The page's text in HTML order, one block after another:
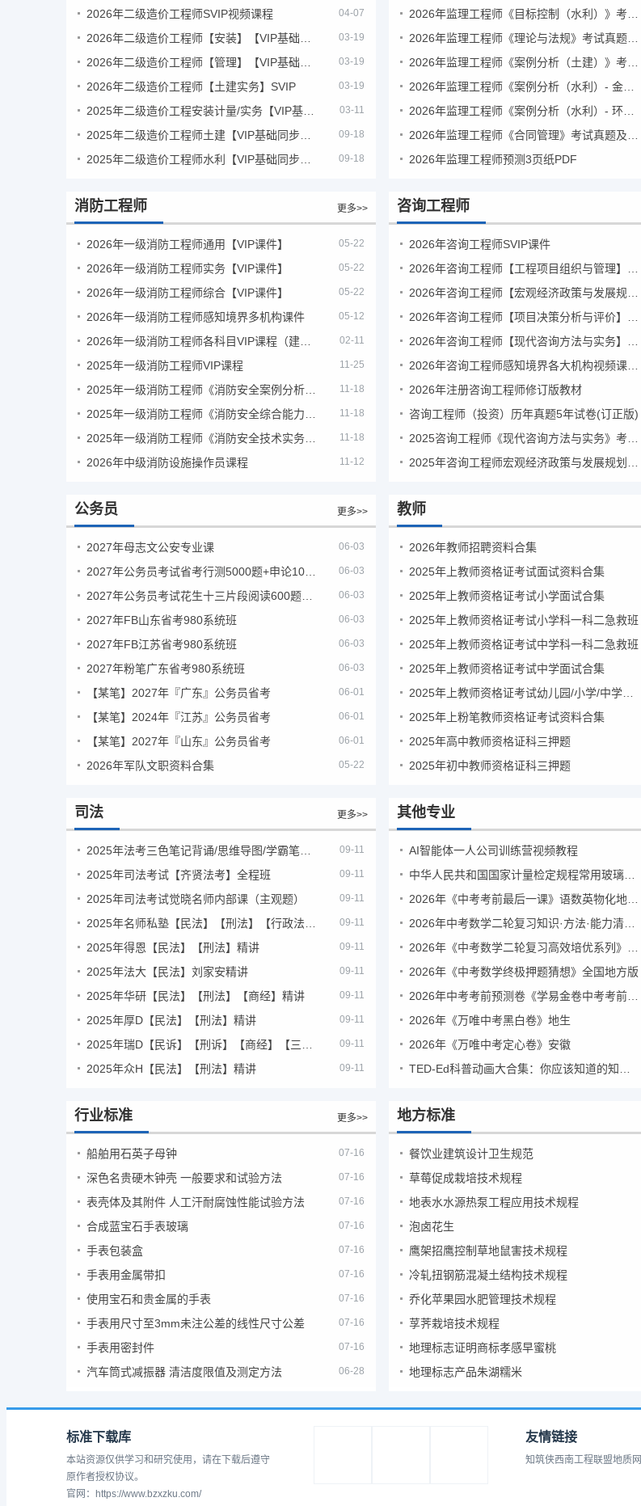
2026年二级造价工程师SVIP视频课程 04-07
03-19
03-19
2026年二级造价工程师【土建实务】SVIP 03-19
03-11
09-18
09-18
2026年监理工程师《理论与法规》考试真题及答案解析
2026年监理工程师《案例分析（水利）- 金结方向》考试真题
2026年监理工程师《案例分析（水利）- 环保方向》考试真题
2026年监理工程师预测3页纸PDF
消防工程师 更多>>
2026年一级消防工程师通用【VIP课件】 05-22
2026年一级消防工程师实务【VIP课件】 05-22
2026年一级消防工程师综合【VIP课件】 05-22
2026年一级消防工程师感知境界多机构课件 05-12
02-11
2025年一级消防工程师VIP课程 11-25
11-18
11-18
11-18
2026年中级消防设施操作员课程 11-12
咨询工程师
2026年咨询工程师SVIP课件
2026年咨询工程师感知境界各大机构视频课培训教程
2026年注册咨询工程师修订版教材
咨询工程师（投资）历年真题5年试卷(订正版)
公务员 更多>>
2027年母志文公安专业课 06-03
06-03
06-03
2027年FB山东省考980系统班 06-03
2027年FB江苏省考980系统班 06-03
2027年粉笔广东省考980系统班 06-03
【某笔】2027年『广东』公务员省考 06-01
【某笔】2024年『江苏』公务员省考 06-01
【某笔】2027年『山东』公务员省考 06-01
2026年军队文职资料合集 05-22
教师
2026年教师招聘资料合集
2025年上教师资格证考试面试资料合集
2025年上教师资格证考试小学面试合集
2025年上教师资格证考试小学科一科二急救班
2025年上教师资格证考试中学科一科二急救班
2025年上教师资格证考试中学面试合集
2025年上教师资格证考试幼儿园/小学/中学笔试合集
2025年上粉笔教师资格证考试资料合集
2025年高中教师资格证科三押题
2025年初中教师资格证科三押题
司法 更多>>
09-11
2025年司法考试【齐贤法考】全程班 09-11
2025年司法考试觉晓名师内部课（主观题） 09-11
09-11
2025年得恩【民法】【刑法】精讲 09-11
2025年法大【民法】刘家安精讲 09-11
2025年华研【民法】【刑法】【商经】精讲 09-11
2025年厚D【民法】【刑法】精讲 09-11
09-11
2025年众H【民法】【刑法】精讲 09-11
其他专业
AI智能体一人公司训练营视频教程
中华人民共和国国家计量检定规程常用玻璃量器
2026年中考数学二轮复习知识·方法·能力清单（查漏补缺专题训练）（全国通用）
2026年《中考数学终极押题猜想》全国地方版
2026年中考考前预测卷《学易金卷中考考前预测卷》
2026年《万唯中考黑白卷》地生
2026年《万唯中考定心卷》安徽
行业标准 更多>>
船舶用石英子母钟 07-16
深色名贵硬木钟壳 一般要求和试验方法 07-16
表壳体及其附件 人工汗耐腐蚀性能试验方法 07-16
合成蓝宝石手表玻璃 07-16
手表包装盒 07-16
手表用金属带扣 07-16
使用宝石和贵金属的手表 07-16
手表用尺寸至3mm未注公差的线性尺寸公差 07-16
手表用密封件 07-16
汽车筒式减振器 清洁度限值及测定方法 06-28
地方标准
餐饮业建筑设计卫生规范
草莓促成栽培技术规程
地表水水源热泵工程应用技术规程
泡卤花生
鹰架招鹰控制草地鼠害技术规程
冷轧扭钢筋混凝土结构技术规程
乔化苹果园水肥管理技术规程
莩荠栽培技术规程
地理标志证明商标孝感早蜜桃
地理标志产品朱湖糯米
标准下载库
本站资源仅供学习和研究使用，请在下载后遵守
原作者授权协议。
官网：https://www.bzxzku.com/
友情链接
知筑侠西南工程联盟地质网